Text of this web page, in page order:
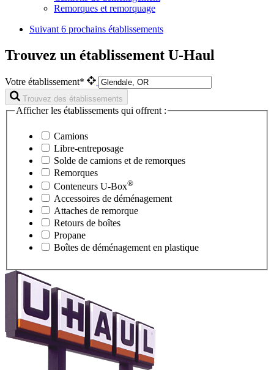
Remorques et remorquage
Suivant 6 prochains établissements
Trouvez un établissement U-Haul
Votre établissement*
Trouvez des établissements
Afficher les établissements qui offrent :
Camions
Libre-entreposage
Solde de camions et de remorques
Remorques
Conteneurs U-Box®
Accessoires de déménagement
Attaches de remorque
Retours de boîtes
Propane
Boîtes de déménagement en plastique